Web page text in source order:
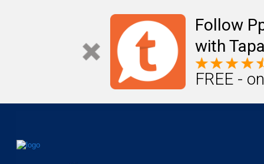
Follow
with
FREE -